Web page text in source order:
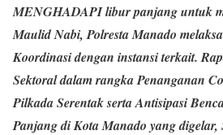
MENGHADAPI libur panjang untuk
Maulid Nabi, Polresta Manado
Koordinasi dengan instansi terkait.
Sektoral dalam rangka Penanganan
Pilkada Serentak serta Antisipasi
Panjang di Kota Manado yang digelar,